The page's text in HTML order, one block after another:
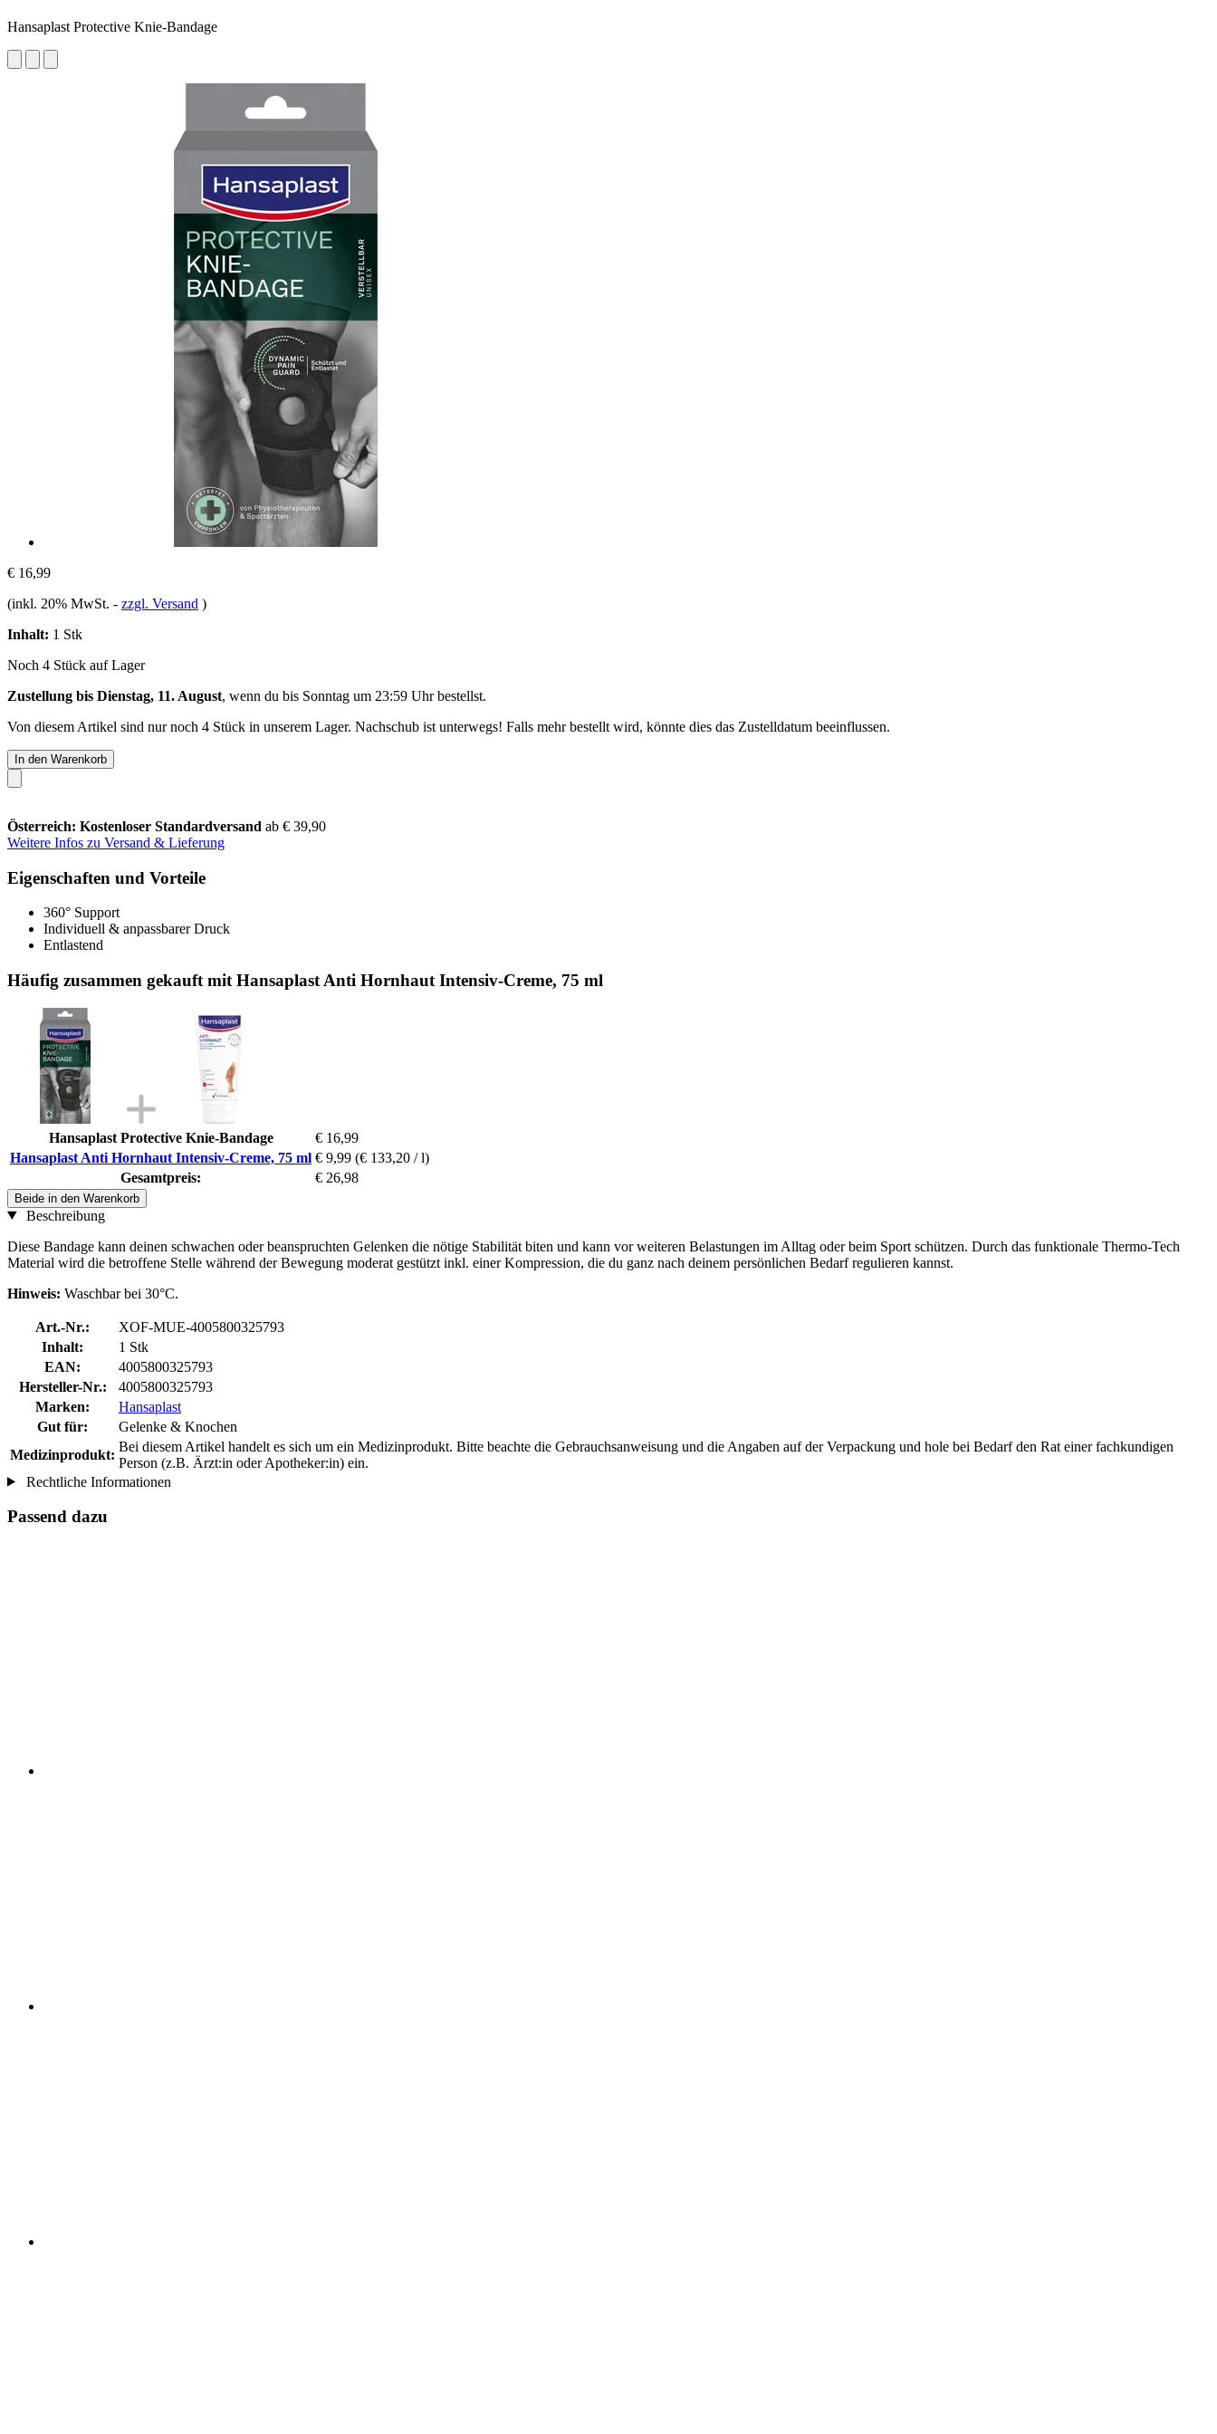
Hansaplast Protective Knie-Bandage
€ 16,99
(inkl. 20% MwSt. - zzgl. Versand )
Inhalt: 1 Stk
Noch 4 Stück auf Lager
Zustellung bis Dienstag, 11. August, wenn du bis Sonntag um 23:59 Uhrbestellst.
Von diesem Artikel sind nur noch 4 Stück in unserem Lager. Nachschub ist unterwegs! Falls mehr bestellt wird, könnte dies das Zustelldatum beeinflussen.
In den Warenkorb
Österreich: Kostenloser Standardversand ab € 39,90
Weitere Infos zu Versand & Lieferung
Eigenschaften und Vorteile
360° Support
Individuell & anpassbarer Druck
Entlastend
Häufig zusammen gekauft mit Hansaplast Anti Hornhaut Intensiv-Creme, 75 ml
Hansaplast Protective Knie-Bandage
€ 16,99
Hansaplast Anti Hornhaut Intensiv-Creme, 75 ml € 9,99 (€ 133,20 / l)
Gesamtpreis:
€ 26,98
Beide in den Warenkorb
Beschreibung
Diese Bandage kann deinen schwachen oder beanspruchten Gelenken die nötige Stabilität biten und kann vor weiteren Belastungen im Alltag oder beim Sport schützen. Durch das funktionale Thermo-Tech
Material wird die betroffene Stelle während der Bewegung moderat gestützt inkl. einer Kompression, die du ganz nach deinem persönlichen Bedarf regulieren kannst.
Hinweis: Waschbar bei 30°C.
Art.-Nr.:
XOF-MUE-4005800325793
Inhalt:
1 Stk
EAN:
4005800325793
Hersteller-Nr.:
4005800325793
Marken:
Hansaplast
Gut für:
Gelenke & Knochen
Medizinprodukt:
Bei diesem Artikel handelt es sich um ein Medizinprodukt. Bitte beachte die Gebrauchsanweisung und die Angaben auf der Verpackung und hole bei Bedarf den Rat einer fachkundigen
Person (z.B. Ärzt:in oder Apotheker:in) ein.
Rechtliche Informationen
Passend dazu